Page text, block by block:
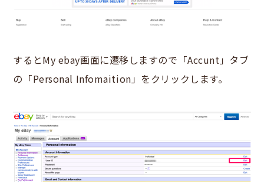
するとMy ebay画面に遷移しますので「Accunt」タブ
の「Personal Infomaition」をクリックします。